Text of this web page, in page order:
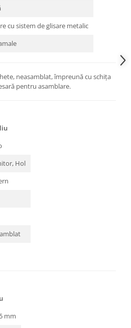
cu sistem de glisare metalic
neasamblat, împreună cu schița
pentru asamblare.
Hol
mm